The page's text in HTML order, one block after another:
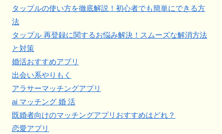
タップルの使い方を徹底解説！初心者でも簡単にできる方
法
タップル 再登録に関するお悩み解決！スムーズな解消方法
と対策
婚活おすすめアプリ
出会い系やりもく
アラサーマッチングアプリ
ai マッチング 婚 活
既婚者向けのマッチングアプリおすすめはどれ？
恋愛アプリ